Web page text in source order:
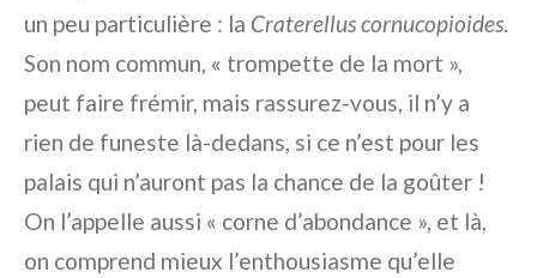
un peu particulière : la Craterellus cornucopioides.
Son nom commun, « trompette de la mort »,
peut faire frémir, mais rassurez-vous, il n’y a
rien de funeste là-dedans, si ce n’est pour les
palais qui n’auront pas la chance de la goûter !
On l’appelle aussi « corne d’abondance », et là,
on comprend mieux l’enthousiasme qu’elle